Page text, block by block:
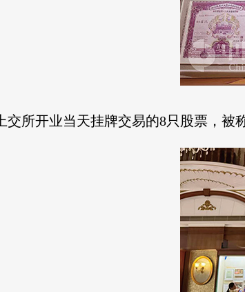
上交所开业当天挂牌交易的8只股票，